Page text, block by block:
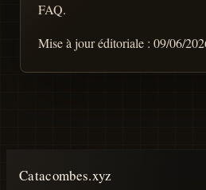
FAQ.
Mise à jour éditoriale :09/06/
Catacombes.xyz